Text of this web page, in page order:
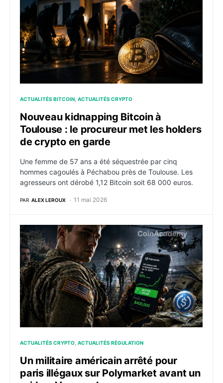
ACTUALITÉS BITCOIN ACTUALITÉS CRYPTO
Nouveau kidnapping Bitcoin à
Toulouse : le procureur met les holders
de crypto en garde
Une femme de 57 ans a été séquestrée par cinq
hommes cagoulés à Péchabou près de Toulouse. Les
agresseurs ont dérobé 1,12 Bitcoin soit 68 000 euros.
PAR ALEX LEROUX 11 mai 2026
Un militaire américain arrêté pour paris illégaux sur
ACTUALITÉS CRYPTO ACTUALITÉS RÉGULATION
Un militaire américain arrêté pour
paris illégaux sur Polymarket avant un